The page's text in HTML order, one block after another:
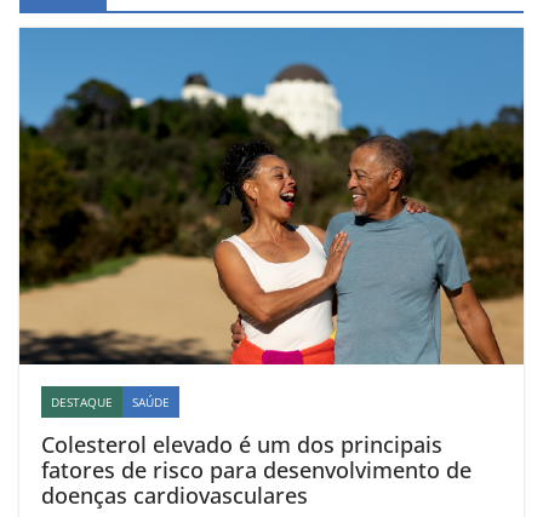
DESTAQUE SAÚDE
Colesterol elevado é um dos principais
fatores de risco para desenvolvimento de
doenças cardiovasculares